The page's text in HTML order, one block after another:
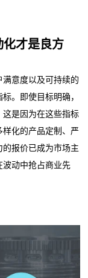
化才是良方
意度以及可持续的
。即使目标明确，
是因为在这些指标
化的产品定制、严
报价已成为市场主
波动中抢占商业先